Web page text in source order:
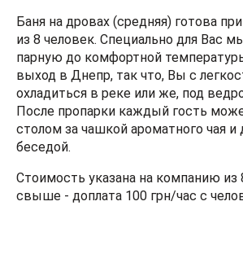
Баня на дровах (средняя) готова
из 8 человек. Специально для Вас
парную до комфортной
выход в Днепр, так что, Вы с
охладиться в реке или же, под
После пропарки каждый гость
столом за чашкой ароматного чая
беседой.
Стоимость указана на компанию из
свыше - доплата 100 грн/час с